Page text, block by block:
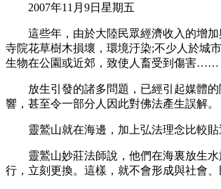
2007年11月9日星期五
這些年，由於大陸民眾經濟收入的增加
寺院花草樹木損壞，環境汙染;不少人於城
生物在公園或近郊，致使人畜受到傷害……
放生引發的諸多問題，已經引起媒體的
響，甚至令一部分人因此對佛法產生誤解。
靈鷲山就在海邊，加上弘法理念比較貼
靈鷲山妙莊法師說，他們在海裏放生水
行，立刻更換。這樣，就不會形成與社會